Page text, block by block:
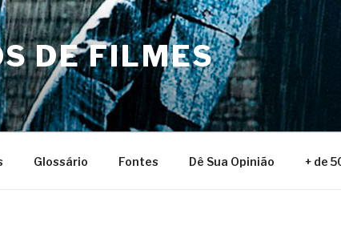
DE FILMES
Glossário Fontes Dê Sua Opinião + de